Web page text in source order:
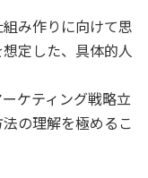
み作りに向けて思
定した、具体的人
ケティング戦略立
の理解を極めるこ